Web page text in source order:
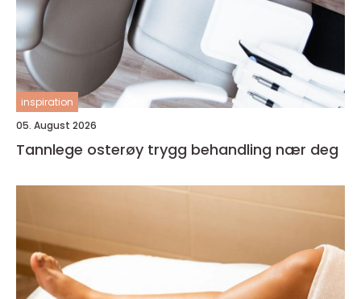
inspiration
05. August 2026
Tannlege osterøy trygg behandling nær deg